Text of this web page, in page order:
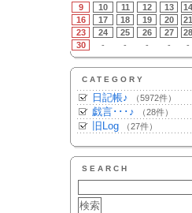
9
10 11 12 13 14
16
17 18 19 20 21
23
24 25 26 27 28
30
- - - - -
CATEGORY
日記帳♪ （5972件）
戯言･･･♪ （28件）
旧Log （27件）
SEARCH